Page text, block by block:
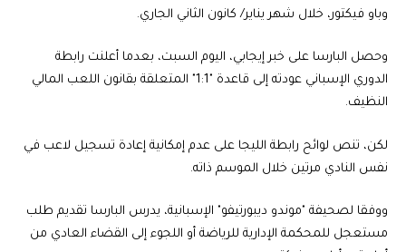
وباو فيكتور، خلال شهر يناير/ كانون الثاني الجاري.
وحصل البارسا على خبر إيجابي، اليوم السبت، بعدما أعلنت رابطة
الدوري الإسباني عودته إلى قاعدة "1:1" المتعلقة بقانون اللعب المالي
النظيف.
لكن، تنص لوائح رابطة الليجا على عدم إمكانية إعادة تسجيل لاعب في
نفس النادي مرتين خلال الموسم ذاته.
ووفقا لصحيفة "موندو ديبورتيفو" الإسبانية، يدرس البارسا تقديم طلب
مستعجل للمحكمة الإدارية للرياضة أو اللجوء إلى القضاء العادي من